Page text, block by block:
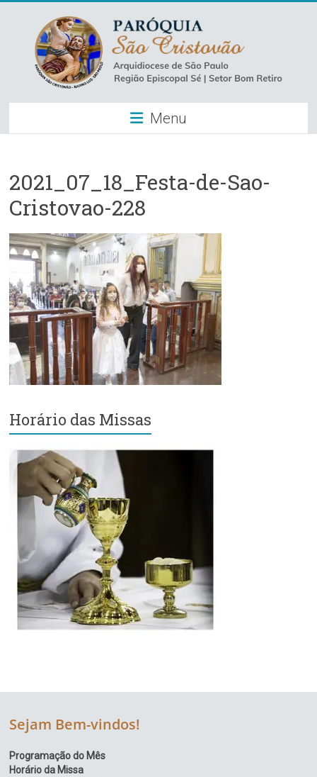
content
Paróquia
São
–
Luz
Arquidiocese
de
Paulo
–
Região
Episcopal
Sé
–
Retiro
Menu
2021_07_18_Festa-de-Sao-
Cristovao-228
Horário das Missas
Sejam Bem-vindos!
Programação do Mês
Horário da Missa